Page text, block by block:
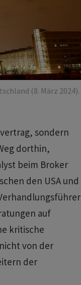
(8. März 2024).
sondern
dorthin,
beim Broker
den USA und
auf
kritische
von der
der